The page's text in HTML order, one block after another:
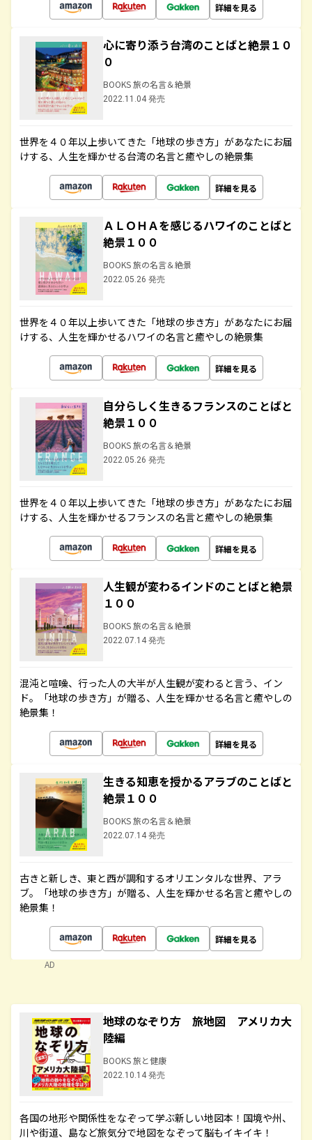
詳細を見る
心に寄り添う台湾のことばと絶景１０
０
BOOKS 旅の名言＆絶景
2022.11.04 発売
世界を４０年以上歩いてきた「地球の歩き方」があなたにお届
けする、人生を輝かせる台湾の名言と癒やしの絶景集
詳細を見る
ＡＬＯＨＡを感じるハワイのことばと
絶景１００
BOOKS 旅の名言＆絶景
2022.05.26 発売
世界を４０年以上歩いてきた「地球の歩き方」があなたにお届
けする、人生を輝かせるハワイの名言と癒やしの絶景集
詳細を見る
自分らしく生きるフランスのことばと
絶景１００
BOOKS 旅の名言＆絶景
2022.05.26 発売
世界を４０年以上歩いてきた「地球の歩き方」があなたにお届
けする、人生を輝かせるフランスの名言と癒やしの絶景集
詳細を見る
人生観が変わるインドのことばと絶景
１００
BOOKS 旅の名言＆絶景
2022.07.14 発売
混沌と喧噪、行った人の大半が人生観が変わると言う、イン
ド。「地球の歩き方」が贈る、人生を輝かせる名言と癒やしの
絶景集！
詳細を見る
生きる知恵を授かるアラブのことばと
絶景１００
BOOKS 旅の名言＆絶景
2022.07.14 発売
古きと新しき、東と西が調和するオリエンタルな世界、アラ
ブ。「地球の歩き方」が贈る、人生を輝かせる名言と癒やしの
絶景集！
詳細を見る
AD
地球のなぞり方 旅地図 アメリカ大
陸編
BOOKS 旅と健康
2022.10.14 発売
各国の地形や関係性をなぞって学ぶ新しい地図本！国境や州、
川や街道、島など旅気分で地図をなぞって脳もイキイキ！